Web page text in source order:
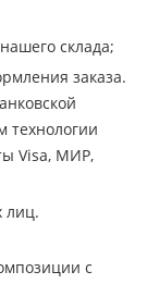
склада;
заказа.
технологии
Visa, МИР,
лиц.
с